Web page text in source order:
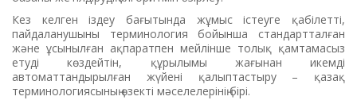
Кез келген іздеу бағытында жұмыс істеуге қабілетті,
пайдаланушыны терминология бойынша стандартталған
және ұсынылған ақпаратпен мейлінше толық қамтамасыз
етуді көздейтін, құрылымы жағынан икемді
автоматтандырылған жүйені қалыптастыру – қазақ
терминологиясының өзекті мәселелерінің бірі.